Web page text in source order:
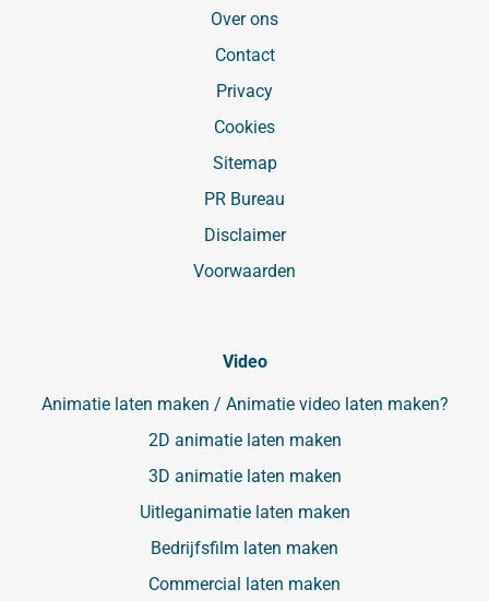
Over ons
Contact
Privacy
Cookies
Sitemap
PR Bureau
Disclaimer
Voorwaarden
Video
Animatie laten maken / Animatie video laten maken?
2D animatie laten maken
3D animatie laten maken
Uitleganimatie laten maken
Bedrijfsfilm laten maken
Commercial laten maken